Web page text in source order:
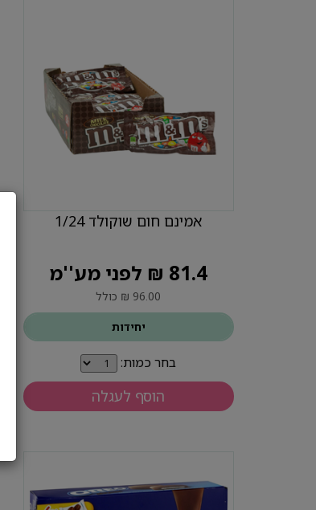
אמינם חום שוקולד 1/24
81.4 ₪ לפני מע''מ
96.00 ₪ כולל
יחידות
בחר כמות:
הוסף לעגלה